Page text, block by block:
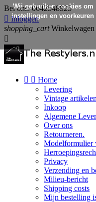
Bel ons:0642548925
 Inloggen
shopping_cart Winkelwagen

  Home
Levering
Vintage artikelen
Inkoop
Algemene
Over ons
Retourneren.
Modelformulier
Privacy
Verzending en
Milieu-bericht
Shipping costs
Mijn bestelling
Wij gebruiken cookies om
instellingen en